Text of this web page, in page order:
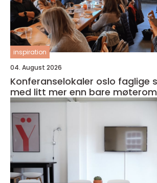
inspiration
04. August 2026
Konferanselokaler oslo faglige samlinger
med litt mer enn bare møterom